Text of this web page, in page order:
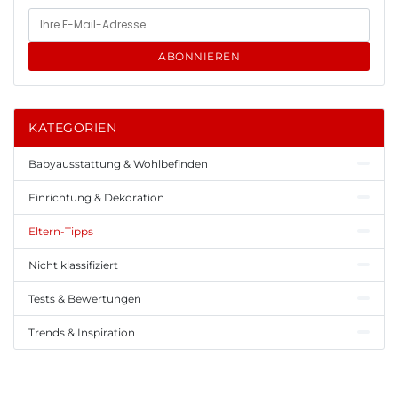
ABONNIEREN
KATEGORIEN
Babyausstattung & Wohlbefinden
Einrichtung & Dekoration
Eltern-Tipps
Nicht klassifiziert
Tests & Bewertungen
Trends & Inspiration